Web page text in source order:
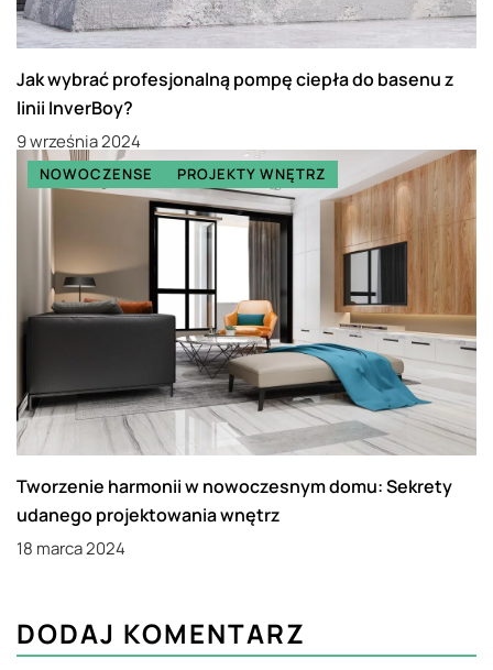
Jak wybrać profesjonalną pompę ciepła do basenu z
linii InverBoy?
9 września 2024
NOWOCZENSE PROJEKTY WNĘTRZ
Tworzenie harmonii w nowoczesnym domu: Sekrety
udanego projektowania wnętrz
18 marca 2024
DODAJ KOMENTARZ